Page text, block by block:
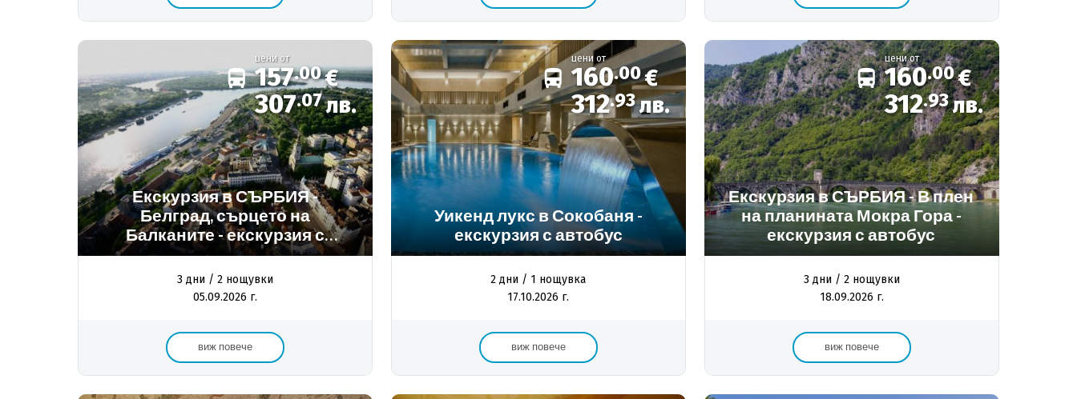
цени от
157.00€
307.07лв.
Екскурзия в СЪРБИЯ -
Белград, сърцето на
Балканите - екскурзия с
автобус
3 дни / 2 нощувки
05.09.2026 г.
виж повече
цени от
160.00€
312.93лв.
Уикенд лукс в Сокобаня -
екскурзия с автобус
2 дни / 1 нощувка
17.10.2026 г.
виж повече
цени от
160.00€
312.93лв.
Екскурзия в СЪРБИЯ - В плен
на планината Мокра Гора -
екскурзия с автобус
3 дни / 2 нощувки
18.09.2026 г.
виж повече